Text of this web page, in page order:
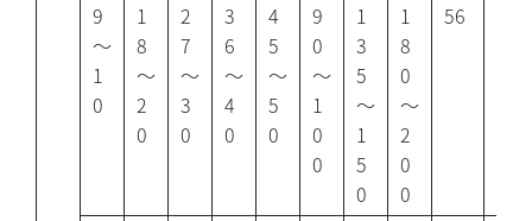
9
～
1
0
1
8
～
2
0
2
7
～
3
0
3
6
～
4
0
4
5
～
5
0
9
0
～
1
0
0
1
3
5
～
1
5
0
1
8
0
～
2
0
0
56